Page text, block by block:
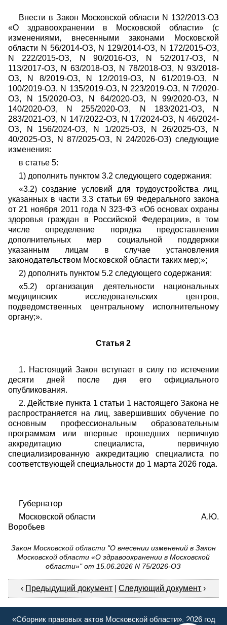
Внести в Закон Московской области N 132/2013-ОЗ
«О здравоохранении в Московской области» (с
изменениями, внесенными законами Московской
области N 56/2014-ОЗ, N 129/2014-ОЗ, N 172/2015-ОЗ,
N 222/2015-ОЗ, N 90/2016-ОЗ, N 52/2017-ОЗ, N
113/2017-ОЗ, N 63/2018-ОЗ, N 78/2018-ОЗ, N 93/2018-
ОЗ, N 8/2019-ОЗ, N 12/2019-ОЗ, N 61/2019-ОЗ, N
100/2019-ОЗ, N 135/2019-ОЗ, N 223/2019-ОЗ, N 7/2020-
ОЗ, N 15/2020-ОЗ, N 64/2020-ОЗ, N 99/2020-ОЗ, N
140/2020-ОЗ, N 255/2020-ОЗ, N 183/2021-ОЗ, N
283/2021-ОЗ, N 147/2022-ОЗ, N 17/2024-ОЗ, N 46/2024-
ОЗ, N 156/2024-ОЗ, N 1/2025-ОЗ, N 26/2025-ОЗ, N
40/2025-ОЗ, N 87/2025-ОЗ, N 24/2026-ОЗ) следующие
изменения:
в статье 5:
1) дополнить пунктом 3.2 следующего содержания:
«3.2) создание условий для трудоустройства лиц,
указанных в части 3.3 статьи 69 Федерального закона
от 21 ноября 2011 года N 323-ФЗ «Об основах охраны
здоровья граждан в Российской Федерации», в том
числе определение порядка предоставления
дополнительных мер социальной поддержки
указанным лицам в случае установления
законодательством Московской области таких мер;»;
2) дополнить пунктом 5.2 следующего содержания:
«5.2) организация деятельности национальных
медицинских исследовательских центров,
подведомственных центральному исполнительному
органу;».
Статья 2
1. Настоящий Закон вступает в силу по истечении
десяти дней после дня его официального
опубликования.
2. Действие пункта 1 статьи 1 настоящего Закона не
распространяется на лиц, завершивших обучение по
основным профессиональным образовательным
программам или впервые прошедших первичную
аккредитацию специалиста, первичную
специализированную аккредитацию специалиста по
соответствующей специальности до 1 марта 2026 года.
Губернатор
Московской области А.Ю.
Воробьев
Закон Московской области "О внесении изменений в Закон
Московской области «О здравоохранении в Московской
области»" от 15.06.2026 N 75/2026-ОЗ
‹ Предыдущий документ |Следующий документ ›
«Сборник правовых актов Московской области», 2026 год